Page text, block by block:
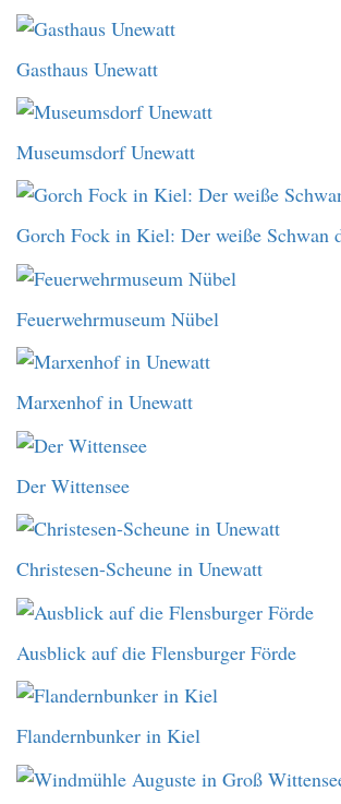
Gasthaus Unewatt
Museumsdorf Unewatt
Gorch Fock in Kiel: Der weiße Schwan
Feuerwehrmuseum Nübel
Marxenhof in Unewatt
Der Wittensee
Christesen-Scheune in Unewatt
Ausblick auf die Flensburger Förde
Flandernbunker in Kiel